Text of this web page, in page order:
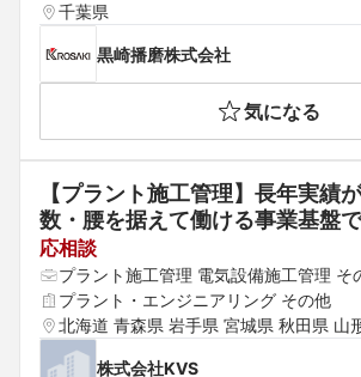
千葉県
黒崎播磨株式会社
気になる
【プラント施工管理】長年実績
数・腰を据えて働ける事業基盤
業10時間/完全土日休み/出張時の
会社負担/手当充実＞
応相談
プラント施工管理 電気設備施工管理 そ
プラント・エンジニアリング その他
北海道 青森県 岩手県 宮城県 秋田県 山
神奈川県 埼玉県 千葉県 茨城県 群馬県
株式会社KVS